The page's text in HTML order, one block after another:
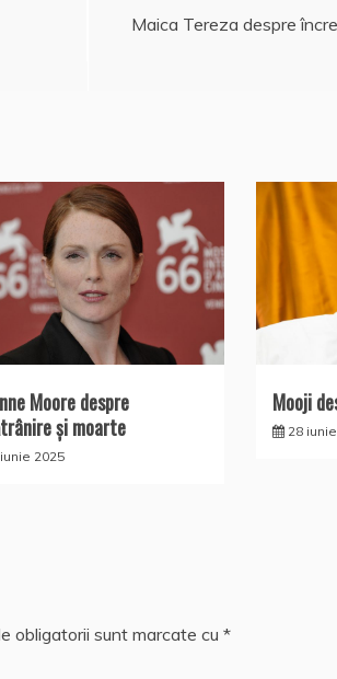
Maica Tereza despre
Moore despre
și moarte
2025
Mooji
28
obligatorii sunt marcate cu *